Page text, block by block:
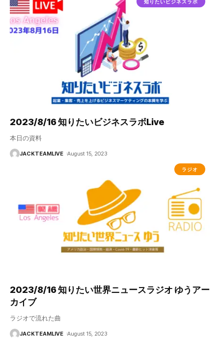
知りたいビジネスラボ
2023/8/16 知りたいビジネスラボLive
本日の資料
JACKTEAMLIVE August 15, 2023
ラジオ
2023/8/16 知りたい世界ニュースラジオ ゆうアー
カイブ
ラジオで流れた曲
JACKTEAMLIVE August 15, 2023